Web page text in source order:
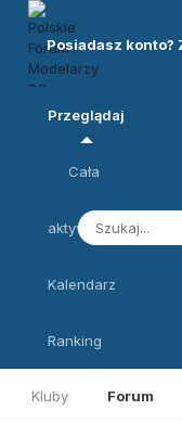
Posiadasz konto?
Przeglądaj
Kluby Forum
Cała
aktywność
Kalendarz
Ranking